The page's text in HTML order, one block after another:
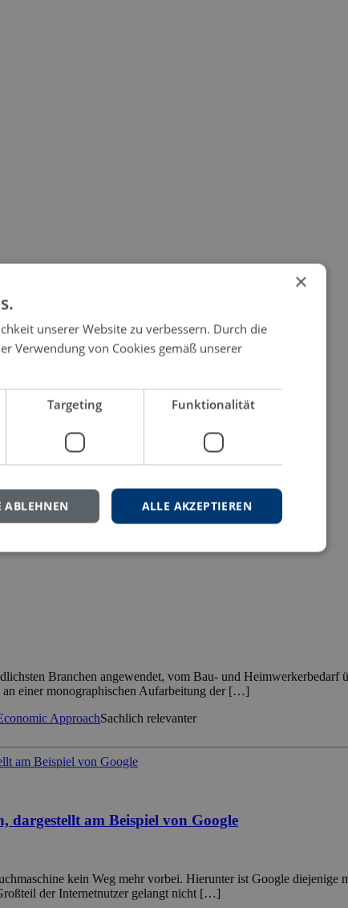
Branchen angewendet, vom Bau- und Heimwerkerbedarf
an einer monographischen Aufarbeitung der […]
ApproachSachlich relevanter
dargestellt am Beispiel von Google
kein Weg mehr vorbei. Hierunter ist Google diejenige
der Internetnutzer gelangt nicht […]
×
unserer Website zu verbessern. Durch die
Verwendung von Cookies gemäß unserer
Targeting Funktionalität
ALLE AKZEPTIEREN
ABLEHNEN